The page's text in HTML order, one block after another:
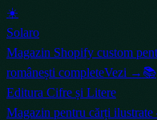
☀️
Solaro
Magazin Shopify custom
românești completeVezi → 📚
Editura Cifre și Litere
Magazin pentru cărți